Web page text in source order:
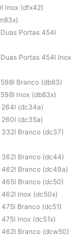
Inox (dfx42)
Portas 454l
Portas 454l Inox
Branco (db83)
Inox (db83x)
264l (dc34a)
260l (dc35a)
Branco (dc37)
362l Branco (dc44)
Branco (dc49a)
Branco (dc50)
Inox (dc50x)
Branco (dc51)
Inox (dc51x)
Branco (dcw50)